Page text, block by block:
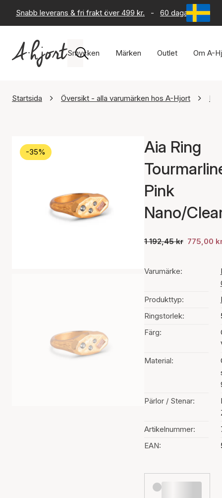
Snabb leverans & fri frakt över 499 kr. - 60 dagars
Smycken Märken Outlet Om A-
Startsida Översikt - alla varumärken hos A-Hjort
-35%
Aia Ring
Pink
Nano/
1 192,45 kr 775,00
Varumärke:
Produkttyp:
Ringstorlek:
Färg:
Material:
Pärlor / Stenar:
Artikelnummer:
EAN: